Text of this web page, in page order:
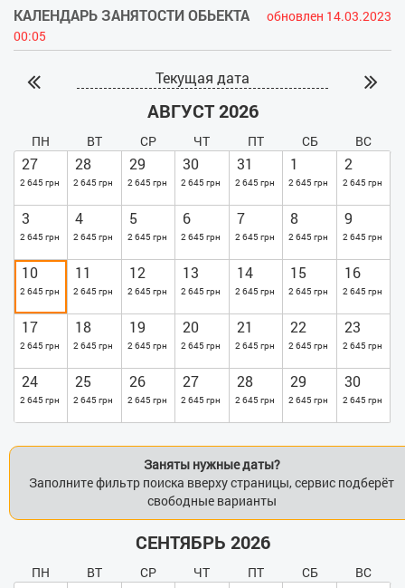
магазинов.
Чистая, уютная квартира c двумя спальнями и гостиной.
Спальня оснащена двуспальной кроватью с ортопедическим
двуспальная кровать, прикроватные тумбы, 2 кресла,
диван, обеденный стол, стулья, кабельное ТВ, Wi-Fi,
кондиционер. На кухне имеется вся бытовая техника и посуда.
В ванной комнате: сантехника, стиральная машина, фен,
ванна. Предоставляется постельное бельё, полотенца,
одноразовые тапочки, гели, шампуни.Квартира
предназначена для комфортного пребывания шести человек,
спальных мест 2+2+2. В квартире запрещено курить. Балкона
нет. В доме лифт, чистое парадное, магнитный замок.
Возможность организации трансфера. Отчетные документы.
Стоимость квартиры может меняться на выходные и
праздничные дни. При заселении в квартиру берётся залог.
Залог возвращается при выезде, при условии, что квартире не
нанесен ущерб.
КАЛЕНДАРЬ ЗАНЯТОСТИ ОБЬЕКТА
обновлен 14.03.2023
00:05
Текущая дата
АВГУСТ 2026
ПН ВТ СР ЧТ ПТ СБ ВС
27
2 645 грн
28
2 645 грн
29
2 645 грн
30
2 645 грн
31
2 645 грн
1
2 645 грн
2
2 645 грн
3
2 645 грн
4
2 645 грн
5
2 645 грн
6
2 645 грн
7
2 645 грн
8
2 645 грн
9
2 645 грн
10
2 645 грн
11
2 645 грн
12
2 645 грн
13
2 645 грн
14
2 645 грн
15
2 645 грн
16
2 645 грн
17
2 645 грн
18
2 645 грн
19
2 645 грн
20
2 645 грн
21
2 645 грн
22
2 645 грн
23
2 645 грн
24
2 645 грн
25
2 645 грн
26
2 645 грн
27
2 645 грн
28
2 645 грн
29
2 645 грн
30
2 645 грн
Заняты нужные даты?
Заполните фильтр поиска вверху страницы, сервис подберёт
свободные варианты
СЕНТЯБРЬ 2026
ПН ВТ СР ЧТ ПТ СБ ВС